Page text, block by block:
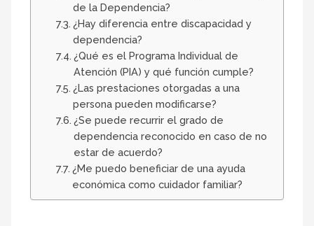
de la Dependencia?
¿Hay diferencia entre discapacidad y
dependencia?
¿Qué es el Programa Individual de
Atención (PIA) y qué función cumple?
¿Las prestaciones otorgadas a una
persona pueden modificarse?
¿Se puede recurrir el grado de
dependencia reconocido en caso de no
estar de acuerdo?
¿Me puedo beneficiar de una ayuda
económica como cuidador familiar?